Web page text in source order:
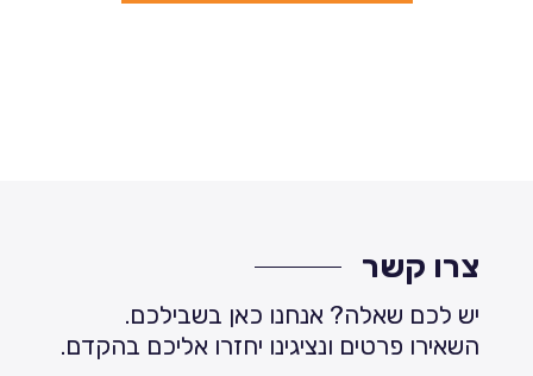
צרו קשר
יש לכם שאלה? אנחנו כאן בשבילכם.
השאירו פרטים ונציגינו יחזרו אליכם בהקדם.